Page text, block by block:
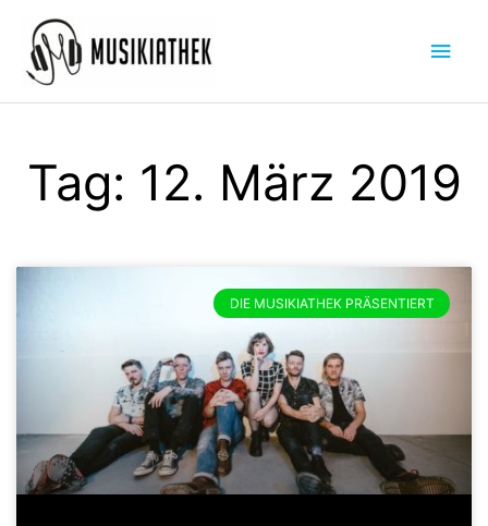
Inhalt
springen
Tag: 12. März 2019
DIE MUSIKIATHEK PRÄSENTIERT